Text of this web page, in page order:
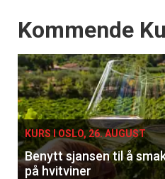
Events
Kommende
KURS I OSLO, 26. AUGUST
Benytt sjansen til å
på hvitviner